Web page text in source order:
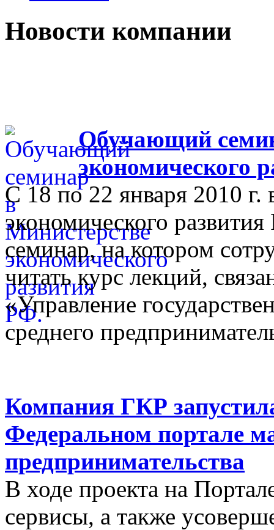
Новости компании
Обучающий
экономического
С 18 по 22 января 2010 г.
экономического
семинар, на котором
читать курс лекций,
«Управление
среднего
Компания ГКР
Федеральном портале
предпринимательства
В ходе проекта на
сервисы, а также